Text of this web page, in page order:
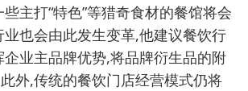
主打“特色”等猎奇食材的餐馆将会
也会由此发生变革,他建议餐饮行
业主品牌优势,将品牌衍生品的附
外,传统的餐饮门店经营模式仍将